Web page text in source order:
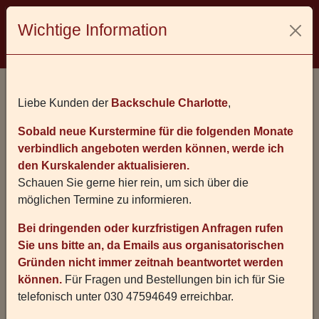
Juli 2026 August 2026
September 2026 Oktober 2026
gewünscht.
Preise und Kursinformationen ⇩
Wichtige Information
Liebe Kunden der Backschule Charlotte,
Sobald neue Kurstermine für die folgenden Monate
verbindlich angeboten werden können, werde ich
den Kurskalender aktualisieren.
Schauen Sie gerne hier rein, um sich über die
möglichen Termine zu informieren.
Bei dringenden oder kurzfristigen Anfragen rufen
Sie uns bitte an, da Emails aus organisatorischen
Gründen nicht immer zeitnah beantwortet werden
können. Für Fragen und Bestellungen bin ich für Sie
telefonisch unter 030 47594649 erreichbar.